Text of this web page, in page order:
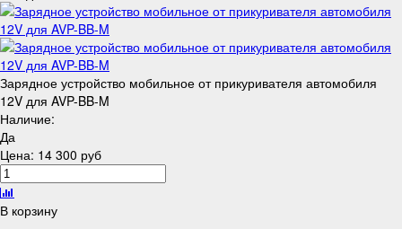
Зарядное устройство мобильное от прикуривателя автомобиля
12V для AVP-BB-M
Наличие:
Да
Цена: 14 300 руб
В корзину